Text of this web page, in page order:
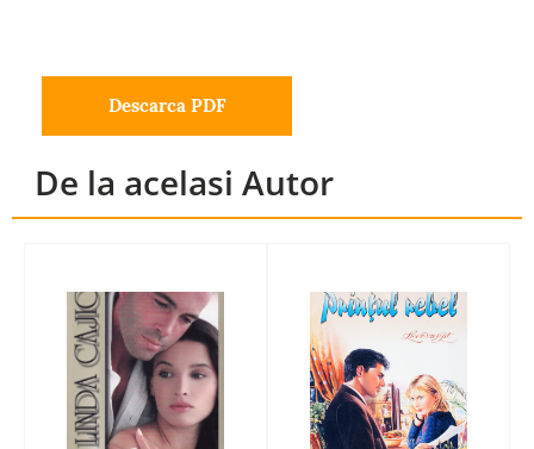
Descarca PDF
De la acelasi Autor